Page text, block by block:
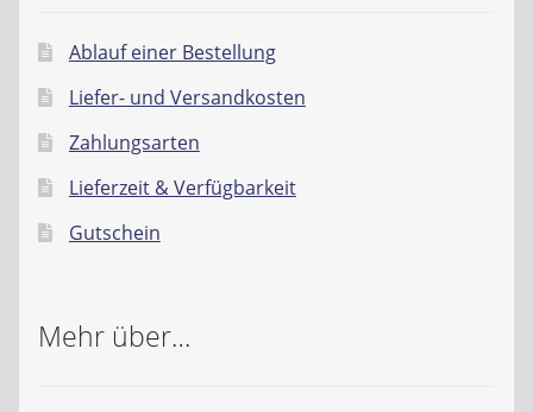
Ablauf einer Bestellung
Liefer- und Versandkosten
Zahlungsarten
Lieferzeit & Verfügbarkeit
Gutschein
Mehr über…